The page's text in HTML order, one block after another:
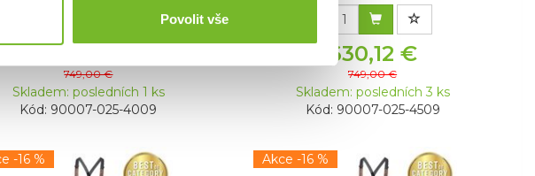
Povolit vše
630,12 €
749,00 €
Skladem: posledních 1 ks
Kód: 90007-025-4009
630,12 €
749,00 €
Skladem: posledních 3 ks
Kód: 90007-025-4509
-16 %
Akce -16 %